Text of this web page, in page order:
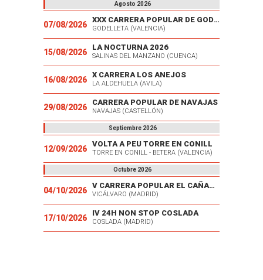
Agosto 2026
07/08/2026
XXX CARRERA POPULAR DE GODELLETA
GODELLETA (VALENCIA)
15/08/2026
LA NOCTURNA 2026
SALINAS DEL MANZANO (CUENCA)
16/08/2026
X CARRERA LOS ANEJOS
LA ALDEHUELA (AVILA)
29/08/2026
CARRERA POPULAR DE NAVAJAS
NAVAJAS (CASTELLÓN)
Septiembre 2026
12/09/2026
VOLTA A PEU TORRE EN CONILL
TORRE EN CONILL - BETERA (VALENCIA)
Octubre 2026
04/10/2026
V CARRERA POPULAR EL CAÑAVERAL
VICÁLVARO (MADRID)
17/10/2026
IV 24H NON STOP COSLADA
COSLADA (MADRID)